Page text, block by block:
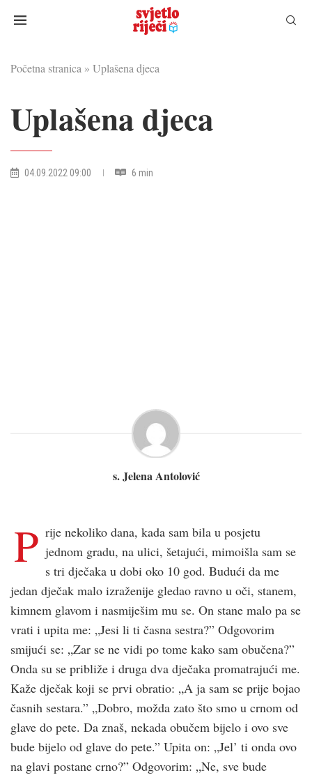
Početna stranica » Uplašena djeca
Uplašena djeca
04.09.2022 09:00 6 min
s. Jelena Antolović
P rije nekoliko dana, kada sam bila u posjetu
jednom gradu, na ulici, šetajući, mimoišla sam se
s tri dječaka u dobi oko 10 god. Budući da me
jedan dječak malo izraženije gledao ravno u oči, stanem,
kimnem glavom i nasmiješim mu se. On stane malo pa se
vrati i upita me: „Jesi li ti časna sestra?” Odgovorim
smijući se: „Zar se ne vidi po tome kako sam obučena?”
Onda su se približe i druga dva dječaka promatrajući me.
Kaže dječak koji se prvi obratio: „A ja sam se prije bojao
časnih sestara.” „Dobro, možda zato što smo u crnom od
glave do pete. Da znaš, nekada obučem bijelo i ovo sve
bude bijelo od glave do pete.” Upita on: „Jel’ ti onda ovo
na glavi postane crno?” Odgovorim: „Ne, sve bude